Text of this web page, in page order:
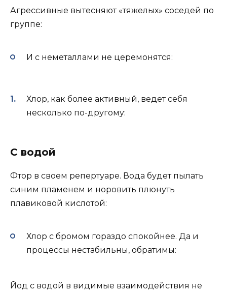
Агрессивные вытесняют «тяжелых» соседей по
группе:
И с неметаллами не церемонятся:
Хлор, как более активный, ведет себя
несколько по-другому:
С водой
Фтор в своем репертуаре. Вода будет пылать
синим пламенем и норовить плюнуть
плавиковой кислотой:
Хлор с бромом гораздо спокойнее. Да и
процессы нестабильны, обратимы:
Йод с водой в видимые взаимодействия не